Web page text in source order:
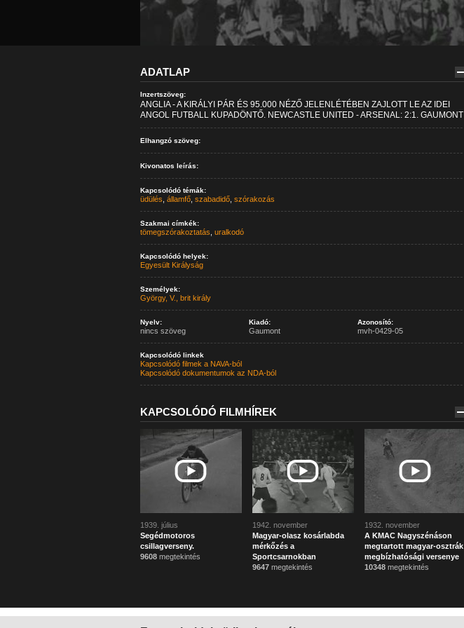
ADATLAP
Inzertszöveg:
ANGLIA - A KIRÁLYI PÁR ÉS 95.000 NÉZŐ JELENLÉTÉBEN ZAJLOTT LE AZ IDEI
ANGOL FUTBALL KUPADÖNTŐ. NEWCASTLE UNITED - ARSENAL: 2:1. GAUMONT
Elhangzó szöveg:
Kivonatos leírás:
Kapcsolódó témák:
üdülés államfő, szabadidő, szórakozás
Szakmai címkék:
tömegszórakoztatás uralkodó
Kapcsolódó helyek:
Egyesült Királyság
Személyek:
György, V., brit király
Nyelv:
nincs szöveg
Kiadó:
Gaumont
Azonosító:
mvh-0429-05
Kapcsolódó linkek
Kapcsolódó filmek a NAVA-ból
Kapcsolódó dokumentumok az NDA-ból
KAPCSOLÓDÓ FILMHÍREK
1939. július
Segédmotoros
csillagverseny.
9608megtekintés
1942. november
Magyar-olasz kosárlabda
mérkőzés a
Sportcsarnokban
9647megtekintés
1932. november
A KMAC Nagyszénáson
megtartott magyar-osztrák
megbízhatósági versenye
10348megtekintés